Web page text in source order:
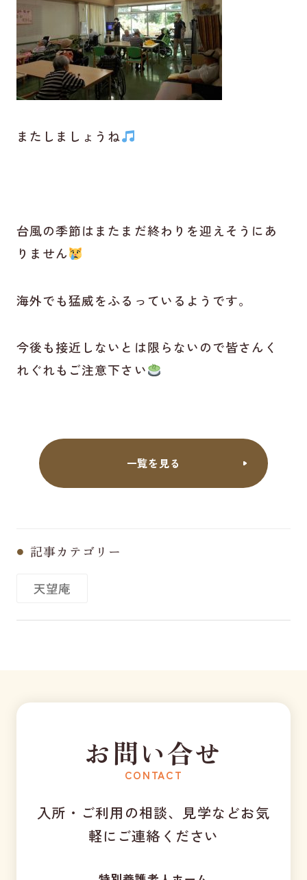
またしましょうね
台風の季節はまたまだ終わりを迎えそうにあ
りません
海外でも猛威をふるっているようです。
今後も接近しないとは限らないので皆さんく
れぐれもご注意下さい
一覧を見る
記事カテゴリー
天望庵
お問い合せ
CONTACT
入所・ご利用の相談、見学などお気
軽にご連絡ください